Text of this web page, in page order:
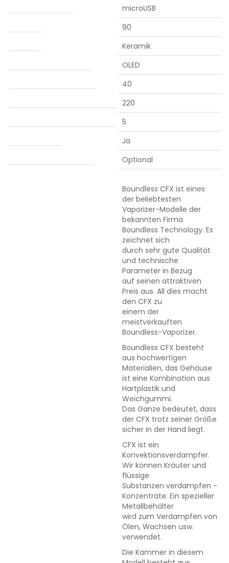
microUSB
90
Keramik
OLED
40
220
5
Ja
Optional
Boundless CFX ist eines
der beliebtesten
Vaporizer-Modelle der
bekannten Firma
Boundless Technology. Es
zeichnet sich
durch sehr gute Qualität
und technische
Parameter in Bezug
auf seinen attraktiven
Preis aus. All dies macht
den CFX zu
einem der
meistverkauften
Boundless-Vaporizer.
Boundless CFX besteht
aus hochwertigen
Materialien, das Gehäuse
ist eine Kombination aus
Hartplastik und
Weichgummi.
Das Ganze bedeutet, dass
der CFX trotz seiner Größe
sicher in der Hand liegt.
CFX ist ein
Konvektionsverdampfer.
Wir können Kräuter und
flüssige
Substanzen verdampfen -
Konzentrate. Ein spezieller
Metallbehälter
wird zum Verdampfen von
Ölen, Wachsen usw.
verwendet.
Die Kammer in diesem